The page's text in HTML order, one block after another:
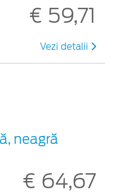
€ 59,71
Vezi detalii
neagră
€ 64,67